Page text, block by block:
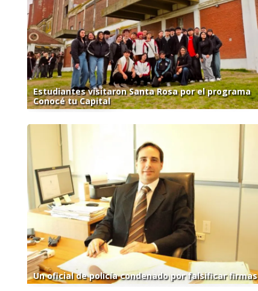
Estudiantes visitaron Santa Rosa por el programa
Conocé tu Capital
Un oficial de policía condenado por falsificar firmas